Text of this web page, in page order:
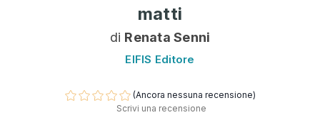
matti
di Renata Senni
EIFIS Editore
(Ancora nessuna recensione)
Scrivi una recensione